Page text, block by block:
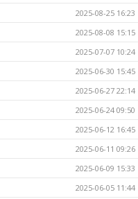
2025-08-25 16:23
2025-08-08 15:15
2025-07-07 10:24
2025-06-30 15:45
2025-06-27 22:14
2025-06-24 09:50
2025-06-12 16:45
2025-06-11 09:26
2025-06-09 15:33
2025-06-05 11:44